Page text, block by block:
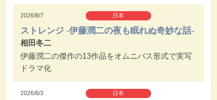
2026/8/7 日本
ストレンジ -伊藤潤二の夜も眠れぬ奇妙な話-
相田冬二
伊藤潤二の傑作の13作品をオムニバス形式で実写
ドラマ化
2026/8/3 日本